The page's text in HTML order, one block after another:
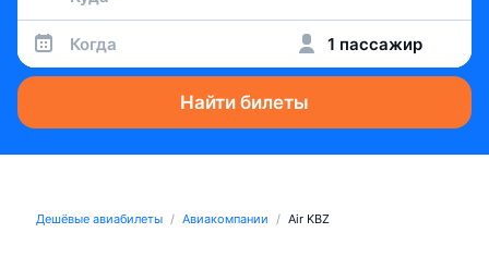
Когда 1 пассажир
Найти билеты
Дешёвые авиабилеты Авиакомпании Air KBZ